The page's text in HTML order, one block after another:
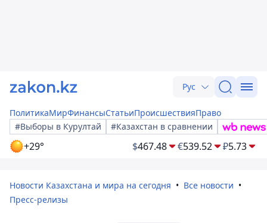
Рус
ПолитикаМирФинансыСтатьиПроисшествияПраво
#Выборы в Курултай
#Казахстан в сравнении
+29° $467.48 €539.52 ₽5.73
Новости Казахстана и мира на сегодня
Все новости
Пресс-релизы